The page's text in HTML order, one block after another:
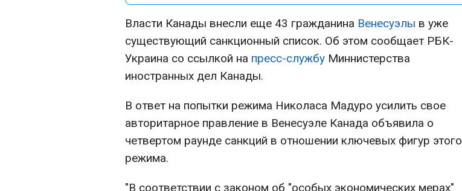
Власти Канады внесли еще 43 гражданина Венесуэлы в уже
существующий санкционный список. Об этом сообщает РБК-
Украина со ссылкой на пресс-службу Миннистерства
иностранных дел Канады.
В ответ на попытки режима Николаса Мадуро усилить свое
авторитарное правление в Венесуэле Канада объявила о
четвертом раунде санкций в отношении ключевых фигур этого
режима.
"В соответствии с законом об "особых экономических мерах"